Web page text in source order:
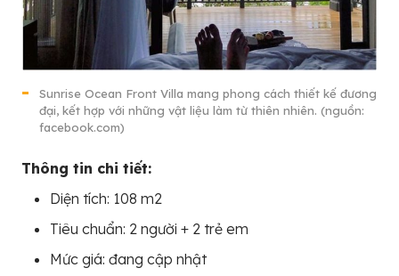
Sunrise Ocean Front Villa mang phong cách thiết kế đương
đại, kết hợp với những vật liệu làm từ thiên nhiên. (nguồn:
facebook.com)
Thông tin chi tiết:
Diện tích: 108 m2
Tiêu chuẩn: 2 người + 2 trẻ em
Mức giá: đang cập nhật